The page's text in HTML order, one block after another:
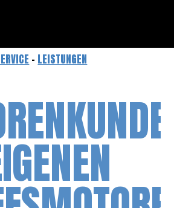
- LEISTUNGEN